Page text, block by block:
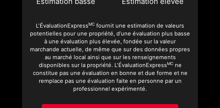
L'ÉvaluationExpressMC fournit une estimation de valeurs
potentielles pour une propriété, d’une évaluation plus basse
à une évaluation plus élevée, fondée sur la valeur
marchande actuelle, de même que sur des données propres
au marché local ainsi que sur les renseignements
disponibles sur la propriété. L'ÉvaluationExpressMCne
constitue pas une évaluation en bonne et due forme et ne
remplace pas une évaluation faite en personne par un
professionnel expérimenté.